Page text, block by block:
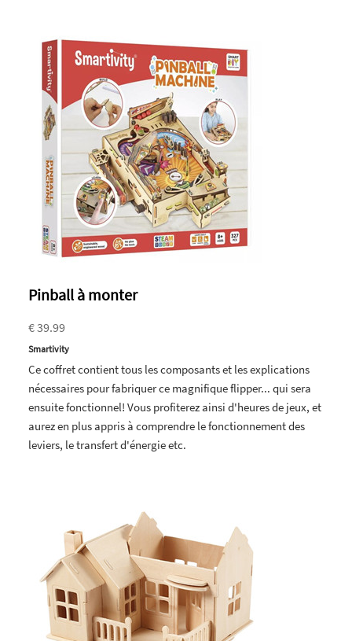
Pinball à monter
€ 39.99
Smartivity
Ce coffret contient tous les composants et les explications
nécessaires pour fabriquer ce magnifique flipper... qui sera
ensuite fonctionnel! Vous profiterez ainsi d'heures de jeux, et
aurez en plus appris à comprendre le fonctionnement des
leviers, le transfert d'énergie etc.